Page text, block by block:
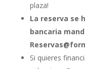
plaza!
La reserva se
bancaria
Si quieres